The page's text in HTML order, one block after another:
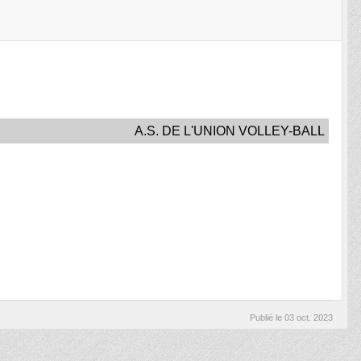
A.S. DE L'UNION VOLLEY-BALL
Publié le 03 oct. 2023